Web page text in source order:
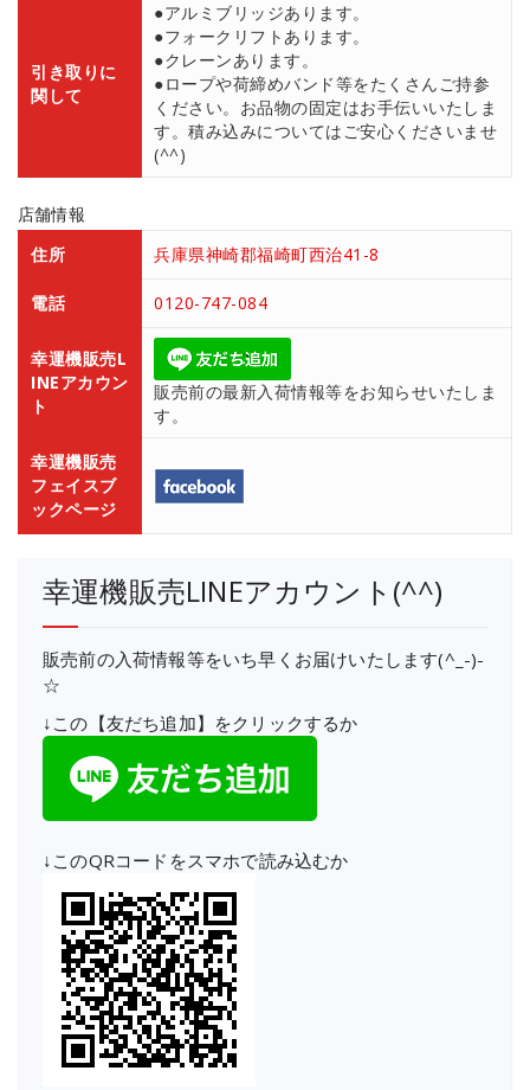
引き取りに
関して
●アルミブリッジあります。
●フォークリフトあります。
●クレーンあります。
●ロープや荷締めバンド等をたくさんご持参
ください。お品物の固定はお手伝いいたしま
す。積み込みについてはご安心くださいませ
(^^)
店舗情報
住所
兵庫県神崎郡福崎町西治41-8
電話 0120-747-084
幸運機販売L
INEアカウン
ト
販売前の最新入荷情報等をお知らせいたしま
す。
幸運機販売
フェイスブ
ックページ
幸運機販売LINEアカウント(^^)
販売前の入荷情報等をいち早くお届けいたします(^_-)-
☆
↓この【友だち追加】をクリックするか
↓このQRコードをスマホで読み込むか